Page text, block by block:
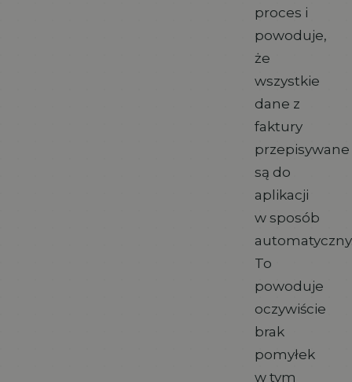
proces i
powoduje,
że
wszystkie
dane z
faktury
przepisywane
są do
aplikacji
w sposób
To
powoduje
oczywiście
brak
pomyłek
w tym